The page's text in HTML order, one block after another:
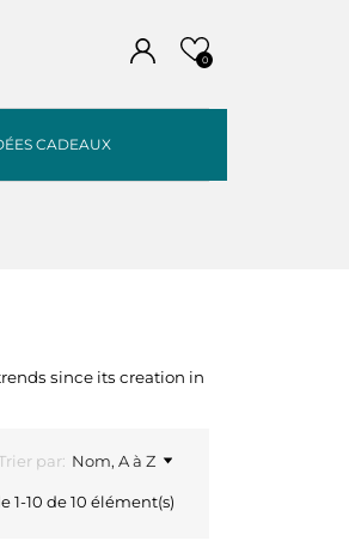
0
CADEAUX
since its creation in
par: Nom, A à Z
1-10 de 10 élément(s)